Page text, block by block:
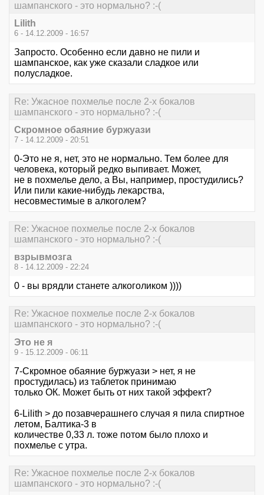
шампанского - это нормально? :-(
Lilith
6 - 14.12.2009 - 16:57
Запросто. Особенно если давно не пили и
шампанское, как уже сказали сладкое или
полусладкое.
Re: Ужасное похмелье после 2-х бокалов
шампанского - это нормально? :-(
Скромное обаяние буржуази
7 - 14.12.2009 - 20:51
0-Это не я, нет, это не нормально. Тем более для
человека, который редко выпивает. Может,
не в похмелье дело, а Вы, например, простудились?
Или пили какие-нибудь лекарства,
несовместимые в алкоголем?
Re: Ужасное похмелье после 2-х бокалов
шампанского - это нормально? :-(
взрывмозга
8 - 14.12.2009 - 22:24
0 - вы врядли станете алкоголиком ))))
Re: Ужасное похмелье после 2-х бокалов
шампанского - это нормально? :-(
Это не я
9 - 15.12.2009 - 06:11
7-Скромное обаяние буржуази > нет, я не
простудилась) из таблеток принимаю
только ОК. Может быть от них такой эффект?
6-Lilith > до позавчерашнего случая я пила спиртное
летом, Балтика-3 в
количестве 0,33 л. тоже потом было плохо и
похмелье с утра.
Re: Ужасное похмелье после 2-х бокалов
шампанского - это нормально? :-(